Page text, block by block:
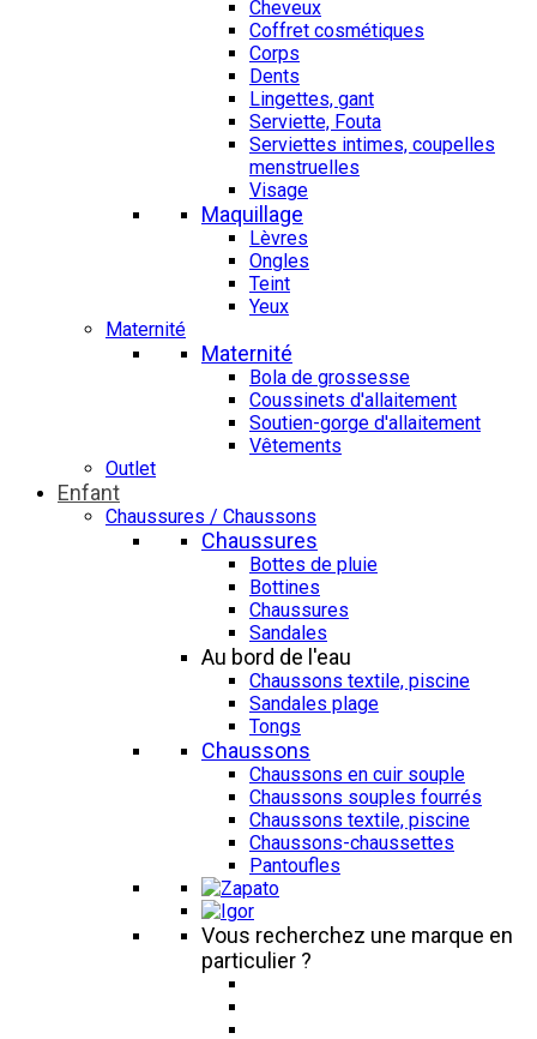
Cheveux
Coffret cosmétiques
Corps
Dents
Lingettes, gant
Serviette, Fouta
Serviettes intimes, coupelles
menstruelles
Visage
Maquillage
Lèvres
Ongles
Teint
Yeux
Maternité
Maternité
Bola de grossesse
Coussinets d'allaitement
Soutien-gorge d'allaitement
Vêtements
Outlet
Enfant
Chaussures / Chaussons
Chaussures
Bottes de pluie
Bottines
Chaussures
Sandales
Au bord de l'eau
Chaussons textile, piscine
Sandales plage
Tongs
Chaussons
Chaussons en cuir souple
Chaussons souples fourrés
Chaussons textile, piscine
Chaussons-chaussettes
Pantoufles
Vous recherchez une marque en
particulier ?